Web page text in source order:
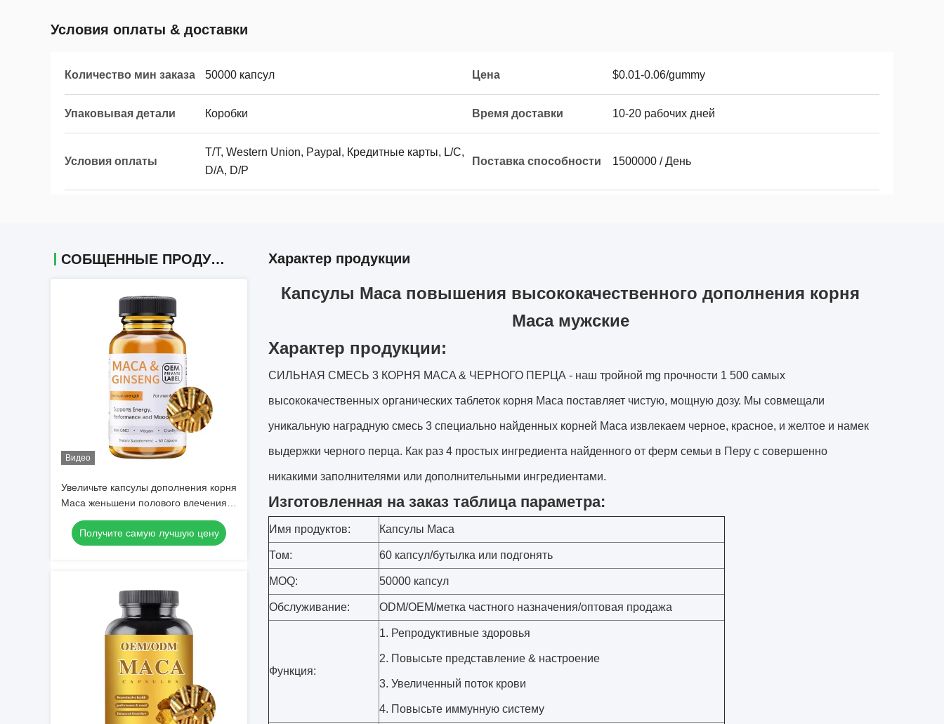
Условия оплаты & доставки
Количество мин заказа 50000 капсул Цена $0.01-0.06/gummy
Упаковывая детали Коробки Время доставки 10-20 рабочих дней
Условия оплаты
T/T, Western Union, Paypal, Кредитные карты, L/C,
D/A, D/P
Поставка способности 1500000 / День
СОБЩЕННЫЕ ПРОДУКТЫ
Видео
Увеличьте капсулы дополнения корня
Maca женьшени полового влечения
для людей
Получите самую лучшую цену
Характер продукции
Капсулы Maca повышения высококачественного дополнения корня
Maca мужские
Характер продукции:
СИЛЬНАЯ СМЕСЬ 3 КОРНЯ MACA & ЧЕРНОГО ПЕРЦА - наш тройной mg прочности 1 500 самых
высококачественных органических таблеток корня Maca поставляет чистую, мощную дозу. Мы совмещали
уникальную наградную смесь 3 специально найденных корней Maca извлекаем черное, красное, и желтое и намек
выдержки черного перца. Как раз 4 простых ингредиента найденного от ферм семьи в Перу с совершенно
никакими заполнителями или дополнительными ингредиентами.
Изготовленная на заказ таблица параметра:
Имя продуктов: Капсулы Maca
Том: 60 капсул/бутылка или подгонять
MOQ: 50000 капсул
Обслуживание: ODM/OEM/метка частного назначения/оптовая продажа
Функция:
1. Репродуктивные здоровья
2. Повысьте представление & настроение
3. Увеличенный поток крови
4. Повысьте иммунную систему